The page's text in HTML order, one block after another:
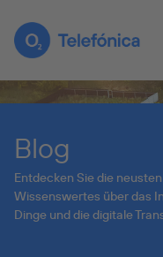
Blog
Entdecken Sie die
Wissenswertes über das
Dinge und die digitale